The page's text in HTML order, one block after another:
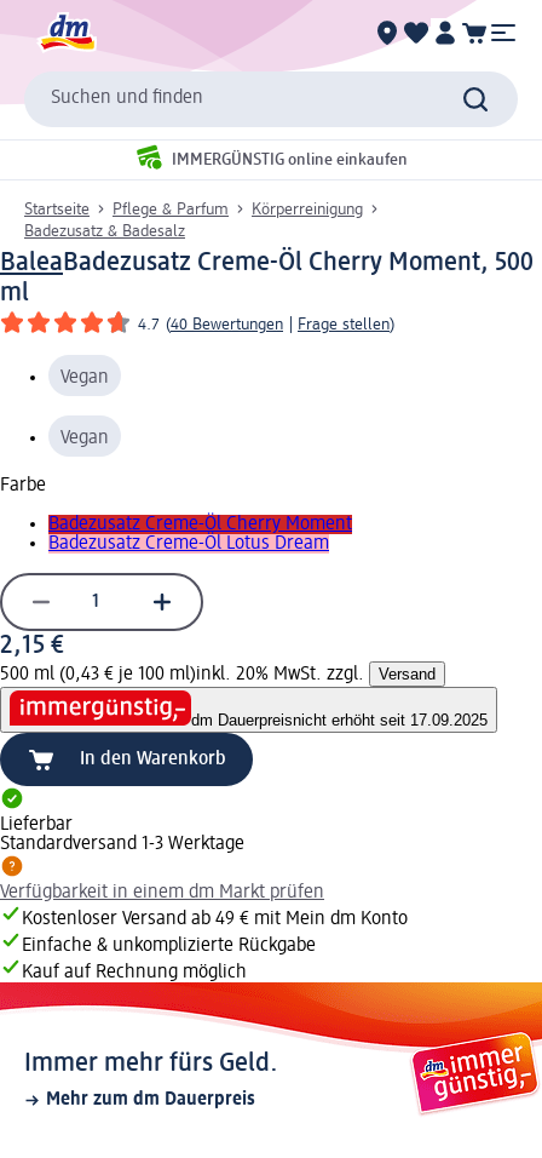
Suchen und finden
IMMERGÜNSTIG online einkaufen
Startseite Pflege & Parfum
Körperreinigung
Badezusatz & Badesalz
BaleaBadezusatz Creme-Öl Cherry Moment, 500
ml
4.7 (40 Bewertungen Frage stellen)
Vegan
Vegan
Farbe
Badezusatz Creme-Öl Cherry Moment
Badezusatz Creme-Öl Lotus Dream
2,15 €
500 ml (0,43 € je 100 ml)inkl. 20% MwSt. zzgl. Versand
dm Dauerpreisnicht erhöht seit 17.09.2025
In den Warenkorb
Lieferbar
Standardversand 1-3 Werktage
Verfügbarkeit in einem dm Markt prüfen
Kostenloser Versand ab 49 € mit Mein dm Konto
Einfache & unkomplizierte Rückgabe
Kauf auf Rechnung möglich
Immer mehr fürs Geld.
Mehr zum dm Dauerpreis